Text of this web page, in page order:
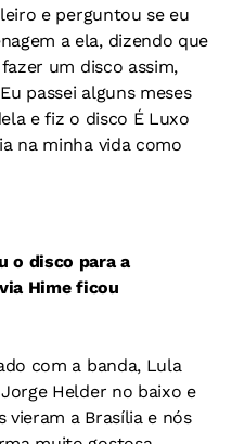
e perguntou se eu
a ela, dizendo que
um disco assim,
passei alguns meses
e fiz o disco É Luxo
na minha vida como
o disco para a
Hime ficou
com a banda, Lula
Helder no baixo e
vieram a Brasília e nós